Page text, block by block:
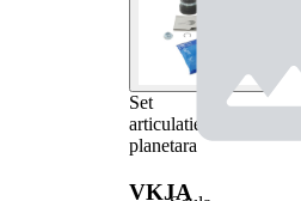
Set
articulatie,
planetara
VKJA